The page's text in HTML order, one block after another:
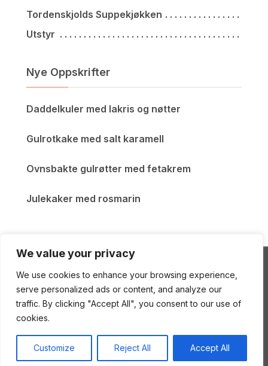
We value your privacy
We use cookies to enhance your browsing experience,
serve personalized ads or content, and analyze our
traffic. By clicking "Accept All", you consent to our use of
cookies.
Customize Reject All Accept All
Tordenskjolds Suppekjøkken
Utstyr
Nye Oppskrifter
Daddelkuler med lakris og nøtter
Gulrotkake med salt karamell
Ovnsbakte gulrøtter med fetakrem
Julekaker med rosmarin
ENEstående Mat
Copyright © 2026 ENEstående Mat —Gourmand
ThemebyWPZOOM